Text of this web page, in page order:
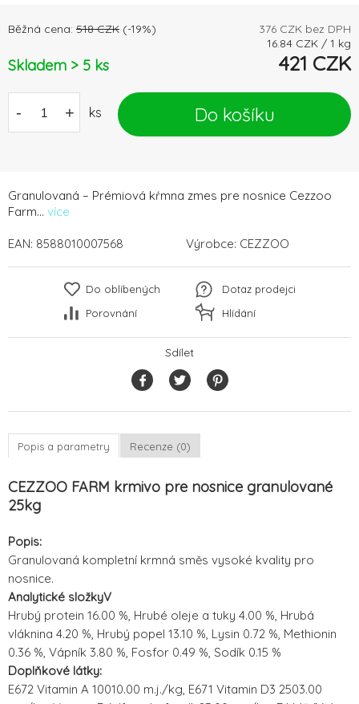
Granulovaná – Prémiová kŕmna zmes pre nosnice Cezzoo
Farm... více
Běžná cena: 518 CZK (-19%) 376 CZK bez DPH
16.84 CZK / 1 kg
Skladem > 5 ks 421 CZK
- + ks Do košíku
EAN: 8588010007568 Výrobce: CEZZOO
Do oblíbených
Porovnání
Dotaz prodejci
Hlídání
Sdílet
Popis a parametry Recenze (0)
CEZZOO FARM krmivo pre nosnice granulované
25kg
Popis:
Granulovaná kompletní krmná směs vysoké kvality pro
nosnice.
Analytické složkyV
Hrubý protein 16.00 %, Hrubé oleje a tuky 4.00 %, Hrubá
vláknina 4.20 %, Hrubý popel 13.10 %, Lysin 0.72 %, Methionin
0.36 %, Vápník 3.80 %, Fosfor 0.49 %, Sodík 0.15 %
Doplňkové látky:
E672 Vitamin A 10010.00 m.j./kg, E671 Vitamin D3 2503.00